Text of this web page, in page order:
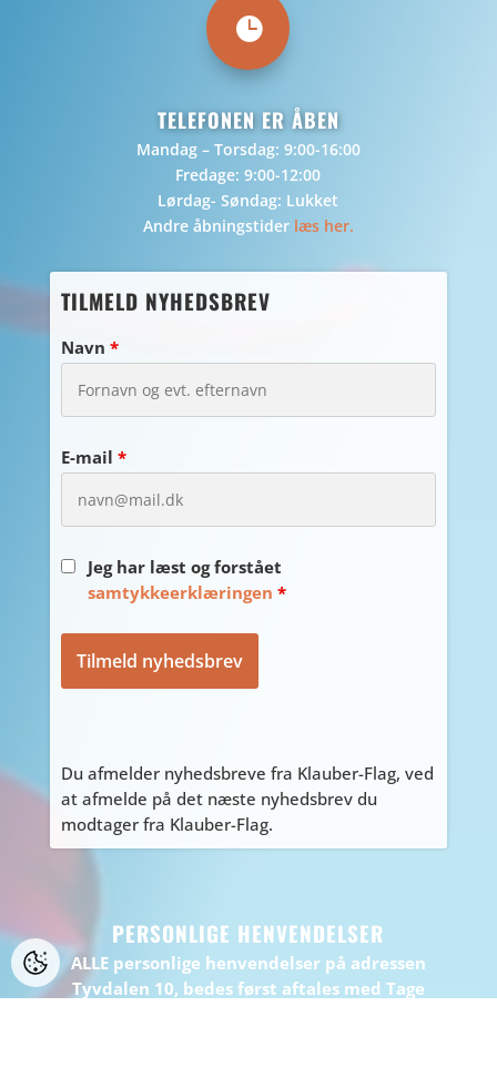

TELEFONEN ER ÅBEN
Mandag – Torsdag: 9:00-16:00
Fredage: 9:00-12:00
Lørdag- Søndag: Lukket
Andre åbningstider læs her.
TILMELD NYHEDSBREV
Navn *
E-mail *
Jeg har læst og forstået
samtykkeerklæringen *
Du afmelder nyhedsbreve fra Klauber-Flag, ved
at afmelde på det næste nyhedsbrev du
modtager fra Klauber-Flag.
PERSONLIGE HENVENDELSER
ALLE personlige henvendelser på adressen
Tyvdalen 10, bedes først aftales med Tage